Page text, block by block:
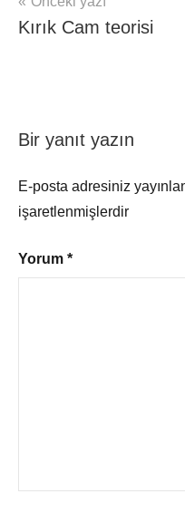
gezinmesi
Kırık Cam teorisi
Bir yanıt yazın
E-posta adresiniz
işaretlenmişlerdir
Yorum *